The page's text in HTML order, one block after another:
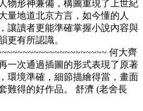
物形神兼備，構圖重現了上世紀
量地道北京方言，如今懂的人
讓讀者更能準確掌握小說內容與
更有所認識。
何大齊
一次通過插圖的形式表現了原著
環境準確，細節描繪得當，畫面
難得的好作品。 舒濟 (老舍長